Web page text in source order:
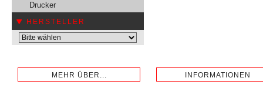
Drucker
HERSTELLER
MEHR ÜBER... INFORMATIONEN